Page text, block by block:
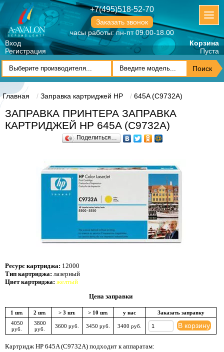
+7(495)518-52-70
Заказать звонок
часы работы: пн-пт 09.00-18.00
Вход
Регистрация
Корзина
Пуста
Главная Заправка картриджей HP 645A (C9732A)
ЗАПРАВКА ПРИНТЕРА ЗАПРАВКА
КАРТРИДЖЕЙ HP 645A (C9732A)
Поделиться…
Ресурс картриджа: 12000
Тип картриджа: лазерный
Цвет картриджа: желтый
Цена заправки
1 шт. 2 шт. > 3 шт. > 10 шт. у нас
Заказать заправку
4050
руб.
3800
руб.
3600 руб. 3450 руб. 3400 руб. В корзину
Картридж HP 645A (C9732A) подходит к аппаратам: